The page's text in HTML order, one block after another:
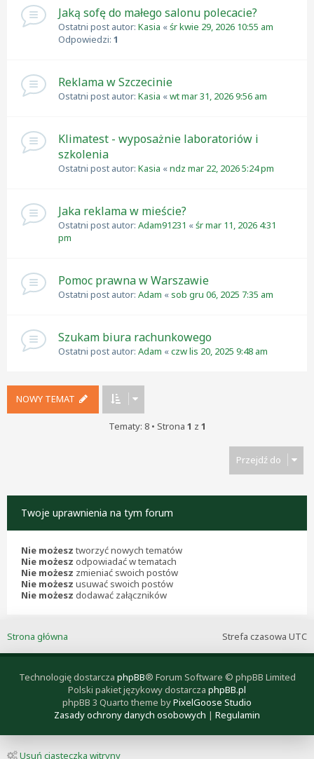
Jaką sofę do małego salonu polecacie?
Ostatni post autor: Kasia «śr kwie 29, 2026 10:55 am
Odpowiedzi: 1
Reklama w Szczecinie
Ostatni post autor: Kasia «wt mar 31, 2026 9:56 am
Klimatest - wyposażnie laboratoriów i
szkolenia
Ostatni post autor: Kasia «ndz mar 22, 2026 5:24 pm
Jaka reklama w mieście?
Ostatni post autor: Adam91231 «śr mar 11, 2026 4:31
pm
Pomoc prawna w Warszawie
Ostatni post autor: Adam «sob gru 06, 2025 7:35 am
Szukam biura rachunkowego
Ostatni post autor: Adam «czw lis 20, 2025 9:48 am
NOWY TEMAT
Tematy: 8 • Strona 1 z 1
Przejdź do
Twoje uprawnienia na tym forum
Nie możesz tworzyć nowych tematów
Nie możesz odpowiadać w tematach
Nie możesz zmieniać swoich postów
Nie możesz usuwać swoich postów
Nie możesz dodawać załączników
Strefa czasowa UTC
Strona główna
Technologię dostarcza phpBB® Forum Software © phpBB Limited
Polski pakiet językowy dostarcza phpBB.pl
phpBB 3 Quarto theme byPixelGoose Studio
Zasady ochrony danych osobowych | Regulamin
Usuń ciasteczka witryny